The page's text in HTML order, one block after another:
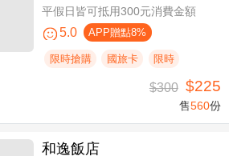
平假日皆可抵用300元消費金額
5.0 APP贈點8%
限時搶購 國旅卡 限時
$300 $225
售560份
和逸飯店